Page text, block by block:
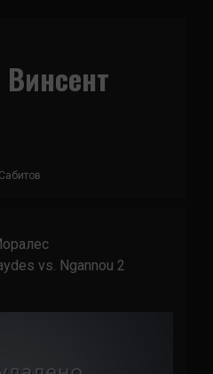
vs. Ngannou 2